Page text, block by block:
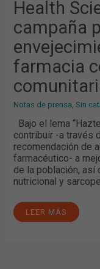
Health
campaña
farmacia
Notas de prensa ,Sin
Bajo el lema
contribuir -a través
recomendación de
farmacéutico- a
de la población,
nutricional y
CAMPAÑA
PARA
PROMOVER
UN
ENVEJECIMIENTO
SALUDABLE
EN
LA
FARMACIA
COMUNITARIA
COMUNITARIA
LEER MÁS